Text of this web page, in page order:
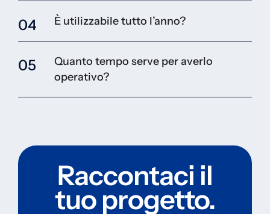
04 È utilizzabile tutto l’anno?
05
Quanto tempo serve per averlo
operativo?
Raccontaci il
tuo progetto.